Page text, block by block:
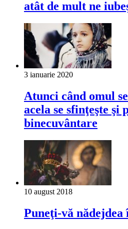
atât de mult ne
3 ianuarie 2020
Atunci când omul
acela se sfinţeşte şi
binecuvântare
10 august 2018
Puneţi-vă nădejdea